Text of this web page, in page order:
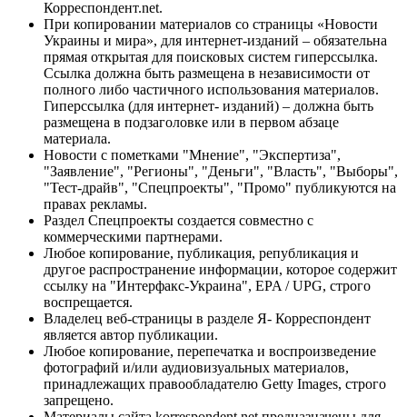
Корреспондент.net.
При копировании материалов со страницы «Новости
Украины и мира», для интернет-изданий – обязательна
прямая открытая для поисковых систем гиперссылка.
Ссылка должна быть размещена в независимости от
полного либо частичного использования материалов.
Гиперссылка (для интернет- изданий) – должна быть
размещена в подзаголовке или в первом абзаце
материала.
Новости с пометками "Мнение", "Экспертиза",
"Заявление", "Регионы", "Деньги", "Власть", "Выборы",
"Тест-драйв", "Спецпроекты", "Промо" публикуются на
правах рекламы.
Раздел Спецпроекты создается совместно с
коммерческими партнерами.
Любое копирование, публикация, републикация и
другое распространение информации, которое содержит
ссылку на "Интерфакс-Украина", EPA / UPG, строго
воспрещается.
Владелец веб-страницы в разделе Я- Корреспондент
является автор публикации.
Любое копирование, перепечатка и воспроизведение
фотографий и/или аудиовизуальных материалов,
принадлежащих правообладателю Getty Images, строго
запрещено.